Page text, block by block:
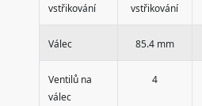
vstřikování
vstřikování
Válec 85.4 mm
Ventilů na
válec
4